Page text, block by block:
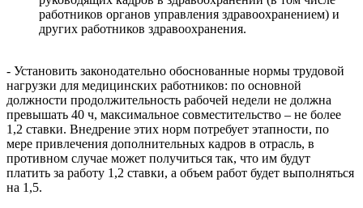
работников органов управления здравоохранением) и
других работников здравоохранения.
- Установить законодательно обоснованные нормы трудовой
нагрузки для медицинских работников: по основной
должности продолжительность рабочей недели не должна
превышать 40 ч, максимальное совместительство – не более
1,2 ставки. Внедрение этих норм потребует этапности, по
мере привлечения дополнительных кадров в отрасль, в
противном случае может получиться так, что им будут
платить за работу 1,2 ставки, а объем работ будет выполняться
на 1,5.